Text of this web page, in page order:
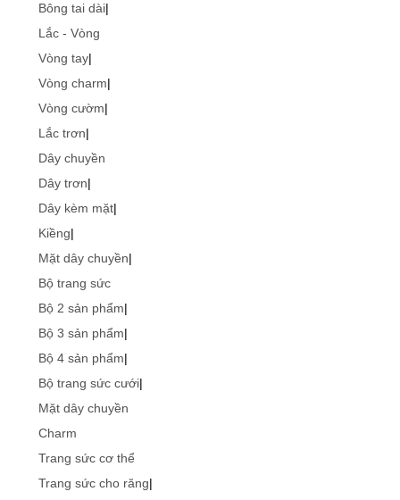
Bông tai dài|
Lắc - Vòng
Vòng tay|
Vòng charm|
Vòng cườm|
Lắc trơn|
Dây chuyền
Dây trơn|
Dây kèm mặt|
Kiềng|
Mặt dây chuyền|
Bộ trang sức
Bộ 2 sản phẩm|
Bộ 3 sản phẩm|
Bộ 4 sản phẩm|
Bộ trang sức cưới|
Mặt dây chuyền
Charm
Trang sức cơ thể
Trang sức cho răng|